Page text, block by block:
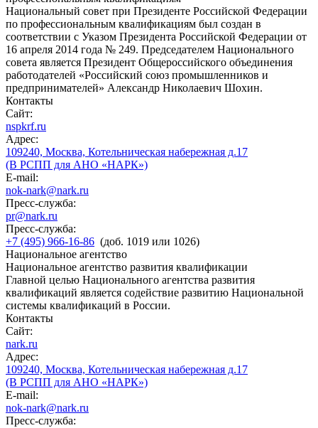
Национальный совет при Президенте Российской Федерации
по профессиональным квалификациям был создан в
соответствии с Указом Президента Российской Федерации от
16 апреля 2014 года № 249. Председателем Национального
совета является Президент Общероссийского объединения
работодателей «Российский союз промышленников и
предпринимателей» Александр Николаевич Шохин.
Контакты
Сайт:
nspkrf.ru
Адрес:
109240, Москва, Котельническая набережная д.17
(В РСПП для АНО «НАРК»)
E-mail:
nok-nark@nark.ru
Пресс-служба:
pr@nark.ru
Пресс-служба:
+7 (495) 966-16-86 (доб. 1019 или 1026)
Национальное агентство
Национальное агентство развития квалификации
Главной целью Национального агентства развития
квалификаций является содействие развитию Национальной
системы квалификаций в России.
Контакты
Сайт:
nark.ru
Адрес:
109240, Москва, Котельническая набережная д.17
(В РСПП для АНО «НАРК»)
E-mail:
nok-nark@nark.ru
Пресс-служба: